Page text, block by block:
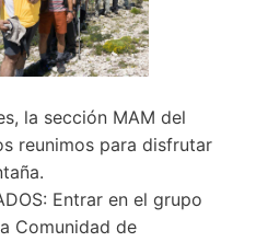
la sección MAM del
reunimos para disfrutar
Entrar en el grupo
Comunidad de